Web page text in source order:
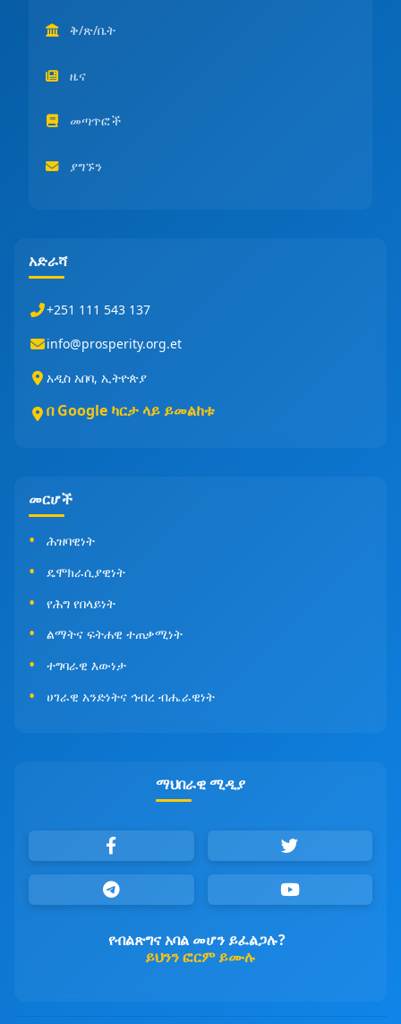
ቅ/ጽ/ቤት
ዜና
መጣጥፎች
ያግኙን
አድራሻ
+251 111 543 137
info@prosperity.org.et
አዲስ አበባ, ኢትዮጵያ
በ Google ካርታ ላይ ይመልከቱ
መርሆች
ሕዝባዊነት
ዴሞክራሲያዊነት
የሕግ የበላይነት
ልማትና ፍትሐዊ ተጠቃሚነት
ተግባራዊ እውነታ
ሀገራዊ አንድነትና ኅብረ ብሔራዊነት
ማህበራዊ ሚዲያ
የብልጽግና አባል መሆን ይፈልጋሉ?
ይህንን ፎርም ይሙሉ